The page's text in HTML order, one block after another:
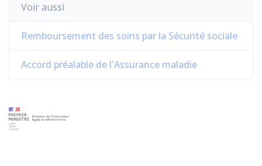
Voir aussi
Remboursement des soins par la Sécurité sociale
Accord préalable de l'Assurance maladie